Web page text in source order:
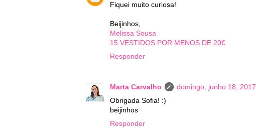
Fiquei muito curiosa!
Beijinhos,
Melissa Sousa
15 VESTIDOS POR MENOS DE 20€
Responder
Marta Carvalho
domingo, junho 18, 2017
Obrigada Sofia! :)
beijinhos
Responder